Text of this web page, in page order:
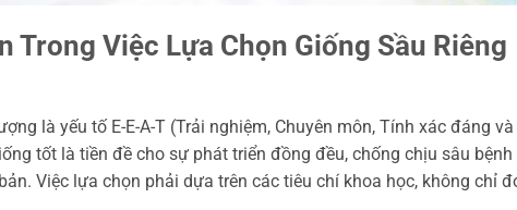
Trong Việc Lựa Chọn Giống Sầu Riêng
là yếu tố E-E-A-T (Trải nghiệm, Chuyên môn, Tính xác đáng
tốt là tiền đề cho sự phát triển đồng đều, chống chịu sâu
Việc lựa chọn phải dựa trên các tiêu chí khoa học, không chỉ